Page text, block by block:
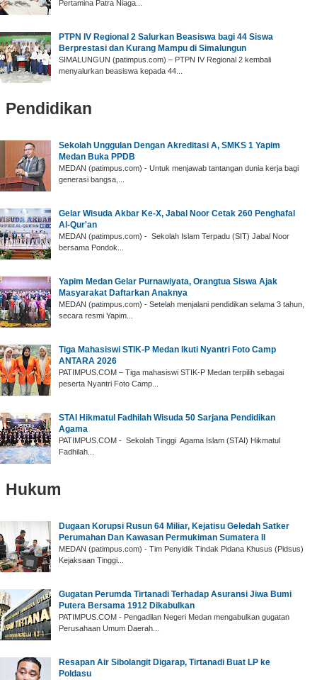
Pertamina Patra Niaga...
PTPN IV Regional 2 Salurkan Beasiswa bagi 44 Siswa
Berprestasi dan Kurang Mampu di Simalungun
SIMALUNGUN (patimpus.com) – PTPN IV Regional 2 kembali
menyalurkan beasiswa kepada 44...
Pendidikan
‎Sekolah Unggulan Dengan Akreditasi A, SMKS 1 Yapim
Medan Buka PPDB
‎MEDAN (patimpus.com) - Untuk menjawab tantangan dunia kerja bagi
generasi bangsa,...
‎Gelar Wisuda Akbar Ke-X, Jabal Noor Cetak 260 Penghafal
Al-Qur'an ‎
‎MEDAN (patimpus.com) - Sekolah Islam Terpadu (SIT) Jabal Noor
bersama Pondok...
Yapim Medan Gelar ‎Purnawiyata, Orangtua Siswa Ajak
Masyarakat Daftarkan Anaknya
‎MEDAN (patimpus.com) - Setelah menjalani pendidikan selama 3 tahun,
secara resmi Yapim...
‎Tiga Mahasiswi STIK-P Medan Ikuti Nyantri Foto Camp
ANTARA 2026
‎PATIMPUS.COM – Tiga mahasiswi STIK-P Medan terpilih sebagai
peserta Nyantri Foto Camp...
‎STAI Hikmatul Fadhilah Wisuda 50 Sarjana Pendidikan
Agama
‎PATIMPUS.COM - Sekolah Tinggi Agama Islam (STAI) Hikmatul
Fadhilah...
Hukum
‎Dugaan Korupsi Rusun 64 Miliar, Kejatisu Geledah Satker
Perumahan Dan Kawasan Permukiman Sumatera II
‎MEDAN (patimpus.com) - Tim Penyidik Tindak Pidana Khusus (Pidsus)
Kejaksaan Tinggi...
Gugatan Perumda Tirtanadi Terhadap Asuransi Jiwa Bumi
Putera Bersama 1912 Dikabulkan
PATIMPUS.COM - Pengadilan Negeri Medan mengabulkan gugatan
Perusahaan Umum Daerah...
Resapan Air Sibolangit Digarap, Tirtanadi Buat LP ke
Poldasu